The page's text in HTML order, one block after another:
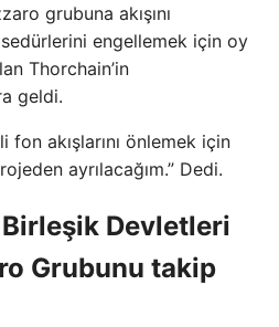
grubuna akışını
engellemek için oy
Thorchain’in
geldi.
fon akışlarını önlemek için
ayrılacağım.” Dedi.
Devletleri
Grubunu takip